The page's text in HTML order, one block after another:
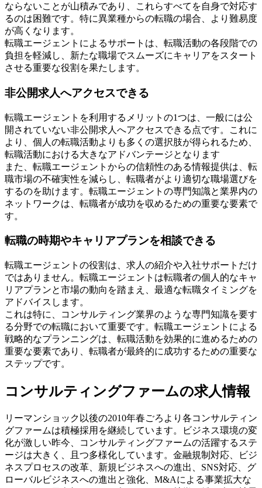
ならないことが山積みであり、これらすべてを自身で対応す
るのは困難です。特に異業種からの転職の場合、より難易度
が高くなります。
転職エージェントによるサポートは、転職活動の各段階での
負担を軽減し、新たな職場でスムーズにキャリアをスタート
させる重要な役割を果たします。
非公開求人へアクセスできる
転職エージェントを利用するメリットの1つは、一般には公
開されていない非公開求人へアクセスできる点です。これに
より、個人の転職活動よりも多くの選択肢が得られるため、
転職活動における大きなアドバンテージとなります
また、転職エージェントからの信頼性のある情報提供は、転
職市場の不確実性を減らし、転職者がより適切な職場選びを
するのを助けます。転職エージェントの専門知識と業界内の
ネットワークは、転職者が成功を収めるための重要な要素で
す。
転職の時期やキャリアプランを相談できる
転職エージェントの役割は、求人の紹介や入社サポートだけ
ではありません。転職エージェントは転職者の個人的なキャ
リアプランと市場の動向を踏まえ、最適な転職タイミングを
アドバイスします。
これは特に、コンサルティング業界のような専門知識を要す
る分野での転職において重要です。転職エージェントによる
戦略的なプランニングは、転職活動を効果的に進めるための
重要な要素であり、転職者が最終的に成功するための重要な
ステップです。
コンサルティングファームの求人情報
リーマンショック以後の2010年春ごろより各コンサルティン
グファームは積極採用を継続しています。ビジネス環境の変
化が激しい昨今、コンサルティングファームの活躍するステ
ージは大きく、且つ多様化しています。金融規制対応、ビジ
ネスプロセスの改革、新規ビジネスへの進出、SNS対応、グ
ローバルビジネスへの進出と強化、M&Aによる事業拡大な